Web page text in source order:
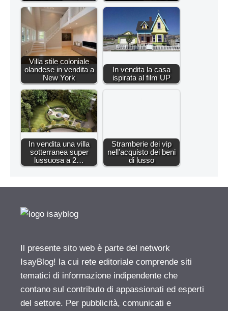
Villa stile coloniale
olandese in vendita a
New York
In vendita la casa
ispirata al film UP
In vendita una villa
sotterranea super
lussuosa a 2…
Stramberie dei vip
nell'acquisto dei beni
di lusso
Il presente sito web è parte del network
IsayBlog! la cui rete editoriale comprende siti
tematici di informazione indipendente che
contano sul contributo di appassionati ed esperti
del settore. Per pubblicità, comunicati e